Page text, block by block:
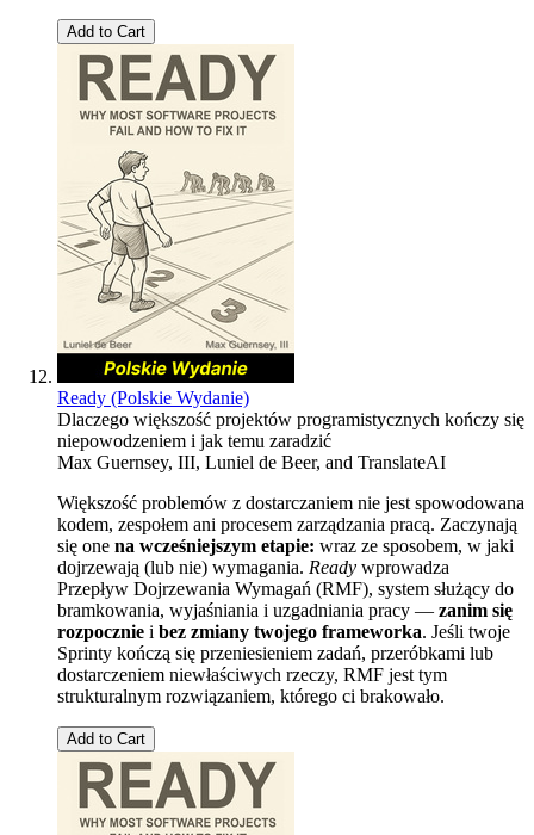
Add to Cart
Ready (Polskie Wydanie)
Dlaczego większość projektów programistycznych kończy się
niepowodzeniem i jak temu zaradzić
Max Guernsey, III, Luniel de Beer, and TranslateAI
Większość problemów z dostarczaniem nie jest spowodowana
kodem, zespołem ani procesem zarządzania pracą. Zaczynają
się one na wcześniejszym etapie: wraz ze sposobem, w jaki
dojrzewają (lub nie) wymagania. Ready wprowadza
Przepływ Dojrzewania Wymagań (RMF), system służący do
bramkowania, wyjaśniania i uzgadniania pracy — zanim się
rozpocznie i bez zmiany twojego frameworka. Jeśli twoje
Sprinty kończą się przeniesieniem zadań, przeróbkami lub
dostarczeniem niewłaściwych rzeczy, RMF jest tym
strukturalnym rozwiązaniem, którego ci brakowało.
Add to Cart